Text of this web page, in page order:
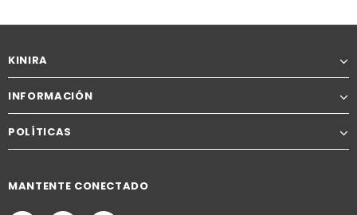
KINIRA
INFORMACIÓN
POLÍTICAS
MANTENTE CONECTADO